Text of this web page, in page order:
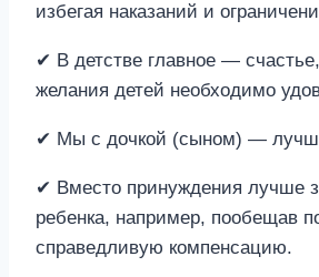
избегая наказаний и
✔ В детстве главное —
желания детей необходимо
✔ Мы с дочкой (сыном) —
✔ Вместо принуждения лучше
ребенка, например, пообещав
справедливую компенсацию.